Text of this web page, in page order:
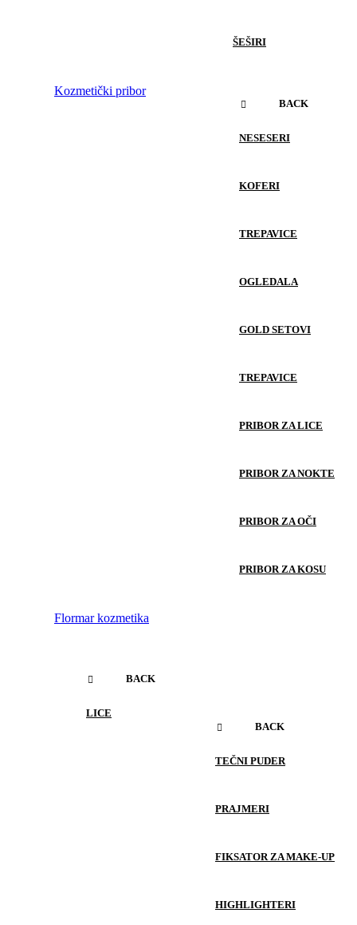
ŠEŠIRI
Kozmetički pribor
BACK
NESESERI
KOFERI
TREPAVICE
OGLEDALA
GOLD SETOVI
TREPAVICE
PRIBOR ZA LICE
PRIBOR ZA NOKTE
PRIBOR ZA OČI
PRIBOR ZA KOSU
Flormar kozmetika
BACK
LICE
BACK
TEČNI PUDER
PRAJMERI
FIKSATOR ZA MAKE-UP
HIGHLIGHTERI